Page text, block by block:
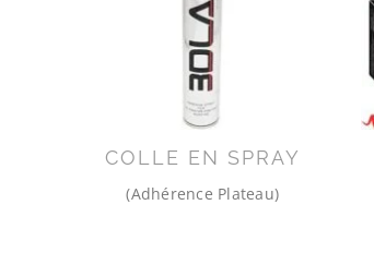
COLLE EN SPRAY
(Adhérence Plateau)